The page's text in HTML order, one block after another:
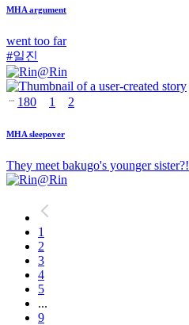
MHA argument
went too far
#일진
@Rin
180 1 2
MHA sleepover
They meet bakugo's younger sister?!
@Rin
1
2
3
4
5
...
9